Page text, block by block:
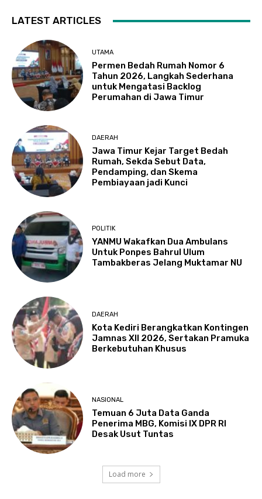
LATEST ARTICLES
UTAMA
Permen Bedah Rumah Nomor 6
Tahun 2026, Langkah Sederhana
untuk Mengatasi Backlog
Perumahan di Jawa Timur
DAERAH
Jawa Timur Kejar Target Bedah
Rumah, Sekda Sebut Data,
Pendamping, dan Skema
Pembiayaan jadi Kunci
POLITIK
YANMU Wakafkan Dua Ambulans
Untuk Ponpes Bahrul Ulum
Tambakberas Jelang Muktamar NU
DAERAH
Kota Kediri Berangkatkan Kontingen
Jamnas XII 2026, Sertakan Pramuka
Berkebutuhan Khusus
NASIONAL
Temuan 6 Juta Data Ganda
Penerima MBG, Komisi IX DPR RI
Desak Usut Tuntas
Load more